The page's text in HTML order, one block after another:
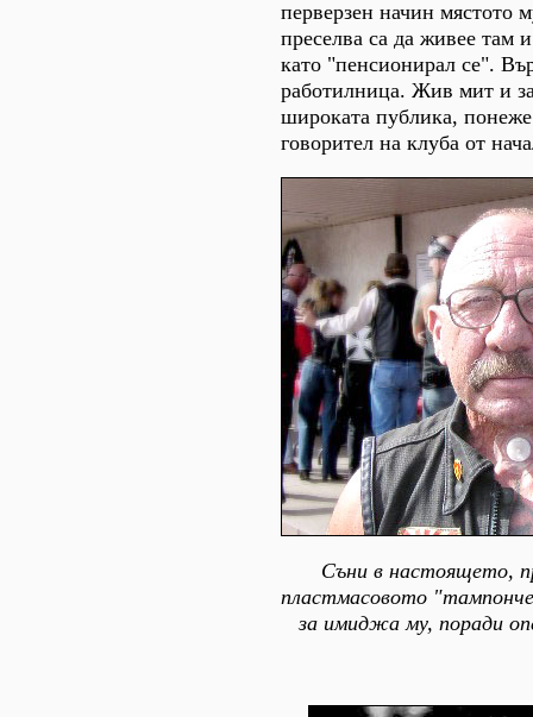
перверзен начин мястото
преселва са да живее там
като "пенсионирал се".
работилница. Жив мит и
широката публика,
говорител на клуба от
Съни в настоящето,
пластмасовото
за имиджа му, поради